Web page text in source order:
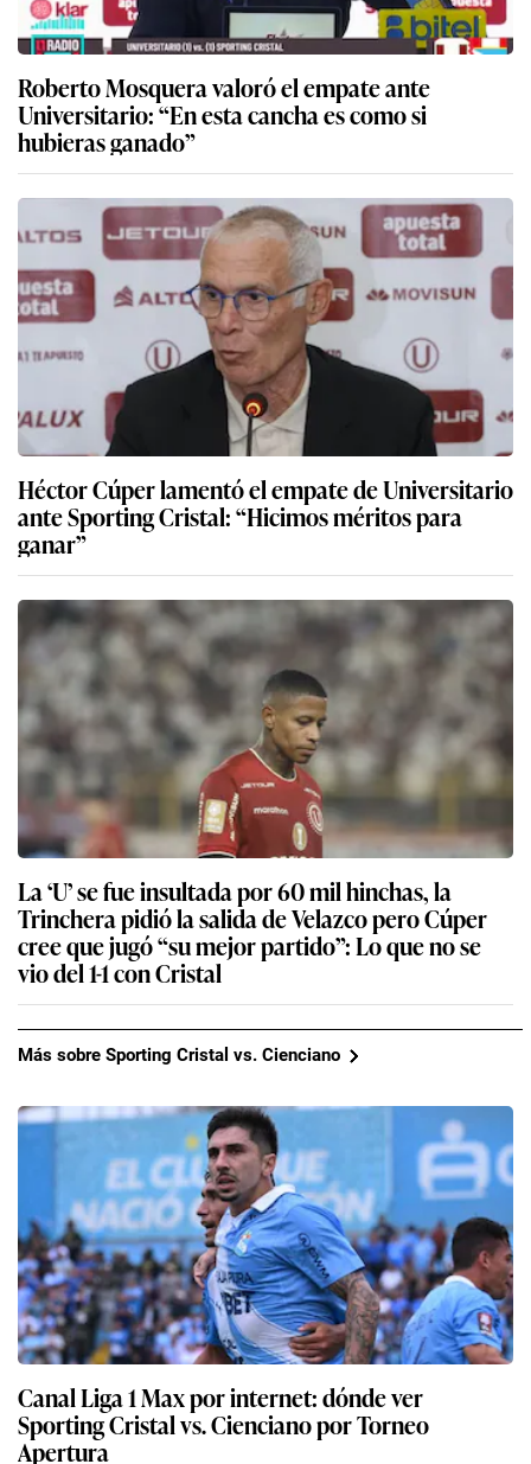
Roberto Mosquera valoró el empate ante
Universitario: “En esta cancha es como si
hubieras ganado”
Héctor Cúper lamentó el empate de Universitario
ante Sporting Cristal: “Hicimos méritos para
ganar”
La ‘U’ se fue insultada por 60 mil hinchas, la
Trinchera pidió la salida de Velazco pero Cúper
cree que jugó “su mejor partido”: Lo que no se
vio del 1-1 con Cristal
Más sobre Sporting Cristal vs. Cienciano
Canal Liga 1 Max por internet: dónde ver
Sporting Cristal vs. Cienciano por Torneo
Apertura